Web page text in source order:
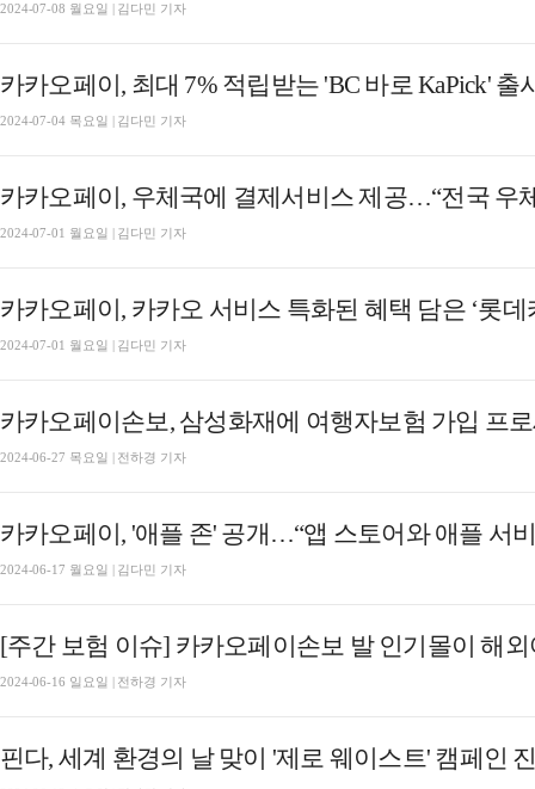
2024-07-08 월요일 | 김다민 기자
카카오페이, 최대 7% 적립받는 'BC 바로 KaPick' 출
2024-07-04 목요일 | 김다민 기자
카카오페이, 우체국에 결제서비스 제공…“전국 우
2024-07-01 월요일 | 김다민 기자
카카오페이, 카카오 서비스 특화된 혜택 담은 ‘롯
2024-07-01 월요일 | 김다민 기자
카카오페이손보, 삼성화재에 여행자보험 가입 프
2024-06-27 목요일 | 전하경 기자
카카오페이, '애플 존' 공개…“앱 스토어와 애플 서
2024-06-17 월요일 | 김다민 기자
2024-06-16 일요일 | 전하경 기자
핀다, 세계 환경의 날 맞이 '제로 웨이스트' 캠페인